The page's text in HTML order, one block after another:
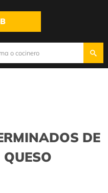
DE
QUESO